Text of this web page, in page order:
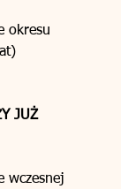
okresu
JUŻ
wczesnej